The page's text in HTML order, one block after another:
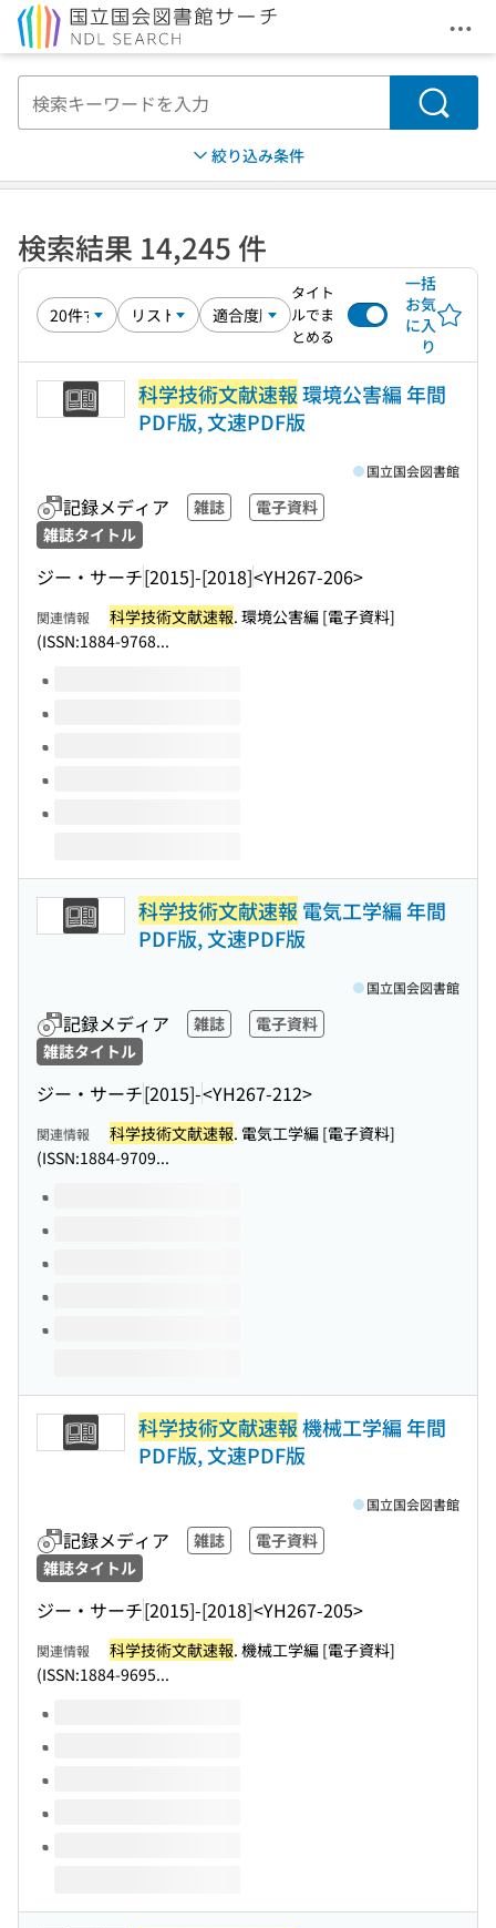
メ
検索
絞り込み条件
検索結果 14,245 件
タイト
ルでま
とめる
一括
お気
に入
り
科学技術文献速報環境公害編 年間
PDF版, 文速PDF版
記録メディア 雑誌
電子資料
雑誌タイトル
ジー・サーチ[2015]-[2018]<YH267-206>
国立国会図書館
関連情報 科学技術文献速報. 環境公害編 [電子資料]
(ISSN:1884-9768...
このタイトルの巻号
科学技術文献速報 電気工学編 年間
PDF版, 文速PDF版
記録メディア 雑誌
電子資料
雑誌タイトル
ジー・サーチ[2015]-<YH267-212>
国立国会図書館
関連情報 科学技術文献速報. 電気工学編 [電子資料]
(ISSN:1884-9709...
このタイトルの巻号
科学技術文献速報機械工学編 年間
PDF版, 文速PDF版
記録メディア 雑誌
電子資料
雑誌タイトル
ジー・サーチ[2015]-[2018]<YH267-205>
国立国会図書館
関連情報 科学技術文献速報. 機械工学編 [電子資料]
(ISSN:1884-9695...
このタイトルの巻号